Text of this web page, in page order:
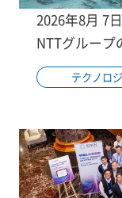
2026年8月 7日
NTTグループ
テクノロ